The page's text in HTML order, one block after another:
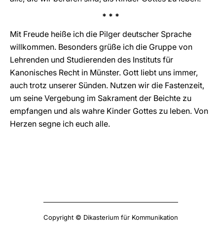
* * *
Mit Freude heiße ich die Pilger deutscher Sprache
willkommen. Besonders grüße ich die Gruppe von
Lehrenden und Studierenden des Instituts für
Kanonisches Recht in Münster. Gott liebt uns immer,
auch trotz unserer Sünden. Nutzen wir die Fastenzeit,
um seine Vergebung im Sakrament der Beichte zu
empfangen und als wahre Kinder Gottes zu leben. Von
Herzen segne ich euch alle.
Copyright © Dikasterium für Kommunikation